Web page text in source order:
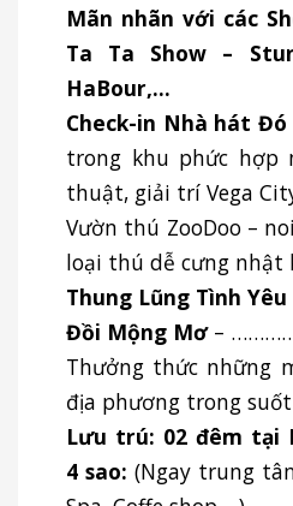
Mãn nhãn với các
Ta Ta Show –
HaBour,…
Check-in Nhà hát Đó
trong khu phức hợp
thuật, giải trí Vega
Vườn thú ZooDoo –
loại thú dễ cưng nhật
Thung Lũng Tình
Đồi Mộng Mơ –
Thưởng thức những
địa phương trong
Lưu trú: 02 đêm tại
4 sao: (Ngay trung